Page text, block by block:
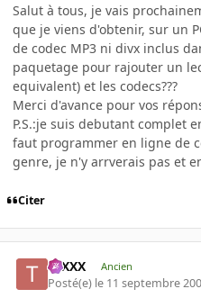
Salut à tous, je vais
que je viens d'obtenir, sur un
de codec MP3 ni divx inclus
paquetage pour rajouter un
equivalent) et les codecs???
Merci d'avance pour vos
P.S.:je suis debutant complet
faut programmer en ligne de
genre, je n'y arrverais pas et
Citer
tuXXX Ancien
Posté(e) le 11 septembre